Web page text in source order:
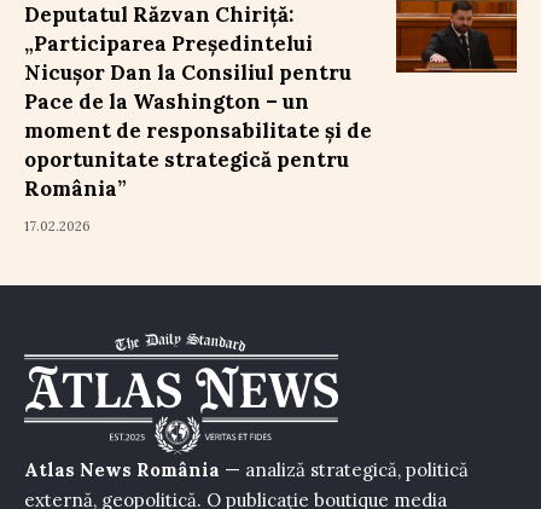
Deputatul Răzvan Chiriță:
„Participarea Președintelui
Nicușor Dan la Consiliul pentru
Pace de la Washington – un
moment de responsabilitate și de
oportunitate strategică pentru
România”
17.02.2026
Atlas News România — analiză strategică, politică
externă, geopolitică. O publicație boutique media